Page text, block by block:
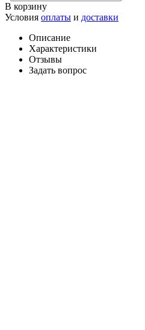
В корзину
Условия оплаты и доставки
Описание
Характеристики
Отзывы
Задать вопрос